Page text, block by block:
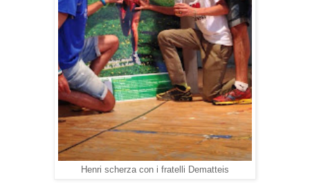
Henri scherza con i fratelli Dematteis